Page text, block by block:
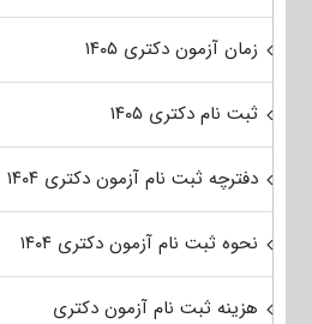
زمان آزمون دکتری ۱۴۰۵
ثبت نام دکتری ۱۴۰۵
دفترچه ثبت نام آزمون دکتری ۱۴۰۴
نحوه ثبت نام آزمون دکتری ۱۴۰۴
هزینه ثبت نام آزمون دکتری